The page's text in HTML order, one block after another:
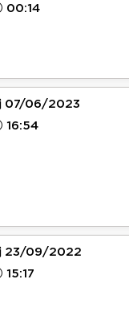
00:14
07/06/2023
16:54
23/09/2022
15:17